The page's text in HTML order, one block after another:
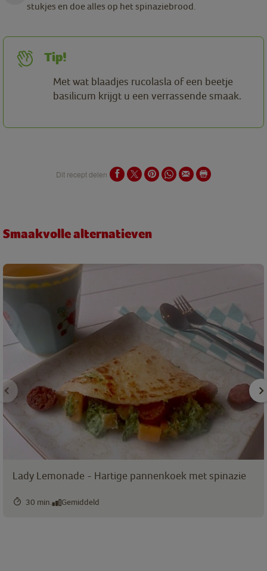
stukjes en doe alles op het spinaziebrood.
Tip!
Met wat blaadjes rucolasla of een beetje
basilicum krijgt u een verrassende smaak.
Dit recept delen
Smaakvolle alternatieven
Lady Lemonade - Hartige pannenkoek met spinazie
30 min. Gemiddeld